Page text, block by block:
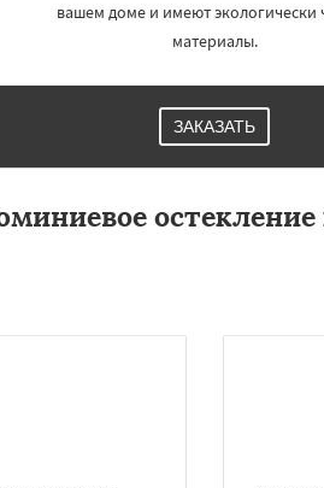
вашем доме и имеют экологически
материалы.
ЗАКАЗАТЬ